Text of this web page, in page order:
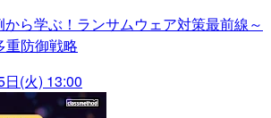
から学ぶ！ランサムウェア対策最前線～
重防御戦略
(火) 13:00